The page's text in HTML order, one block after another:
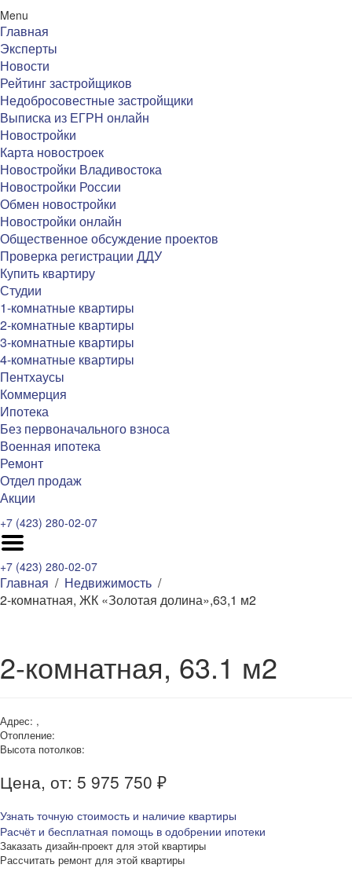
Menu
Главная
Эксперты
Новости
Рейтинг застройщиков
Недобросовестные застройщики
Выписка из ЕГРН онлайн
Новостройки
Карта новостроек
Новостройки Владивостока
Новостройки России
Обмен новостройки
Новостройки онлайн
Общественное обсуждение проектов
Проверка регистрации ДДУ
Купить квартиру
Студии
1-комнатные квартиры
2-комнатные квартиры
3-комнатные квартиры
4-комнатные квартиры
Пентхаусы
Коммерция
Ипотека
Без первоначального взноса
Военная ипотека
Ремонт
Отдел продаж
Акции
+7 (423) 280-02-07
+7 (423) 280-02-07
Главная
Недвижимость
2-комнатная, ЖК «Золотая долина»,63,1 м2
2-комнатная, 63.1 м2
Адрес: ,
Отопление:
Высота потолков:
Цена, от: 5 975 750 ₽
Узнать точную стоимость и наличие квартиры
Расчёт и бесплатная помощь в одобрении ипотеки
Заказать дизайн-проект для этой квартиры
Рассчитать ремонт для этой квартиры